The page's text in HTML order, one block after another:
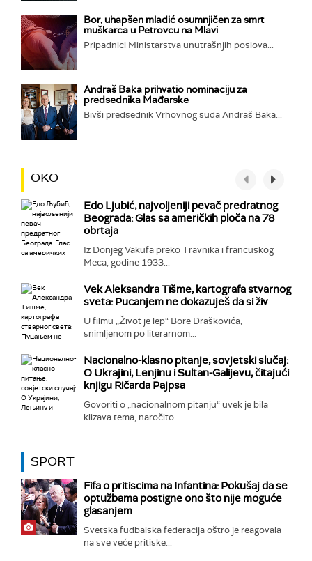
Bor, uhapšen mladić osumnjičen za smrt
muškarca u Petrovcu na Mlavi
Pripadnici Ministarstva unutrašnjih poslova...
Andraš Baka prihvatio nominaciju za
predsednika Mađarske
Bivši predsednik Vrhovnog suda Andraš Baka...
OKO
Edo Ljubić, najvoljeniji pevač predratnog
Beograda: Glas sa američkih ploča na 78
obrtaja
Iz Donjeg Vakufa preko Travnika i francuskog
Meca, godine 1933...
Vek Aleksandra Tišme, kartografa stvarnog
sveta: Pucanjem ne dokazuješ da si živ
U filmu „Život je lep“ Bore Draškovića,
snimljenom po literarnom...
Nacionalno-klasno pitanje, sovjetski slučaj:
O Ukrajini, Lenjinu i Sultan-Galijevu, čitajući
knjigu Ričarda Pajpsa
Govoriti o „nacionalnom pitanju“ uvek je bila
klizava tema, naročito...
SPORT
Fifa o pritiscima na Infantina: Pokušaj da se
optužbama postigne ono što nije moguće
glasanjem
Svetska fudbalska federacija oštro je reagovala
na sve veće pritiske...